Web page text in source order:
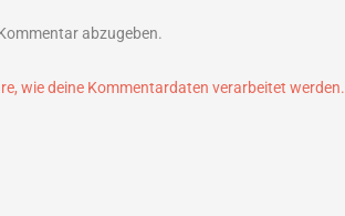
abzugeben.
wie deine Kommentardaten verarbeitet werden.